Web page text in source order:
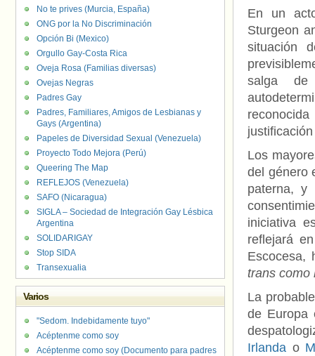
En un
Sturgeon
situación
salga de
Los
del género
paterna, y
iniciativa
reflejará
Escocesa,
trans como
La
de Europa
Irlanda o
No te prives (Murcia, España)
ONG por la No Discriminación
Opción Bi (Mexico)
Orgullo Gay-Costa Rica
Oveja Rosa (Familias diversas)
Ovejas Negras
Padres Gay
Padres, Familiares, Amigos de Lesbianas y
Gays (Argentina)
Papeles de Diversidad Sexual (Venezuela)
Proyecto Todo Mejora (Perú)
Queering The Map
REFLEJOS (Venezuela)
SAFO (Nicaragua)
SIGLA – Sociedad de Integración Gay Lésbica
Argentina
SOLIDARIGAY
Stop SIDA
Transexualia
Varios
"Sedom. Indebidamente tuyo"
Acéptenme como soy
Acéptenme como soy (Documento para padres